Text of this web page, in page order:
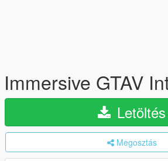
Immersive GTAV
Letöltés
Megosztás